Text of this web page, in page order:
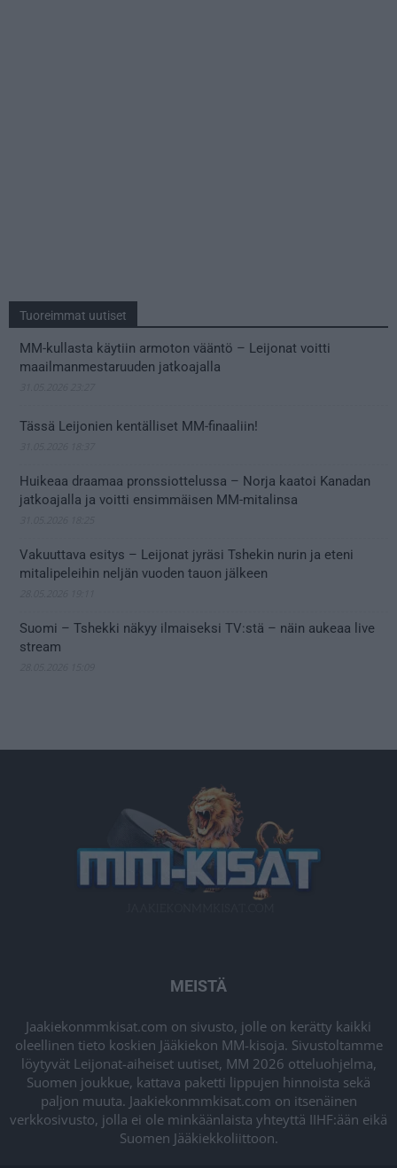
Tuoreimmat uutiset
MM-kullasta käytiin armoton vääntö – Leijonat voitti
maailmanmestaruuden jatkoajalla
Tässä Leijonien kentälliset MM-finaaliin!
Huikeaa draamaa pronssiottelussa – Norja kaatoi Kanadan
jatkoajalla ja voitti ensimmäisen MM-mitalinsa
Vakuuttava esitys – Leijonat jyräsi Tshekin nurin ja eteni
mitalipeleihin neljän vuoden tauon jälkeen
Suomi – Tshekki näkyy ilmaiseksi TV:stä – näin aukeaa live
stream
MEISTÄ
Jaakiekonmmkisat.com on sivusto, jolle on kerätty kaikki
oleellinen tieto koskien Jääkiekon MM-kisoja. Sivustoltamme
löytyvät Leijonat-aiheiset uutiset, MM 2026 otteluohjelma,
Suomen joukkue, kattava paketti lippujen hinnoista sekä
paljon muuta. Jaakiekonmmkisat.com on itsenäinen
verkkosivusto, jolla ei ole minkäänlaista yhteyttä IIHF:ään eikä
Suomen Jääkiekkoliittoon.